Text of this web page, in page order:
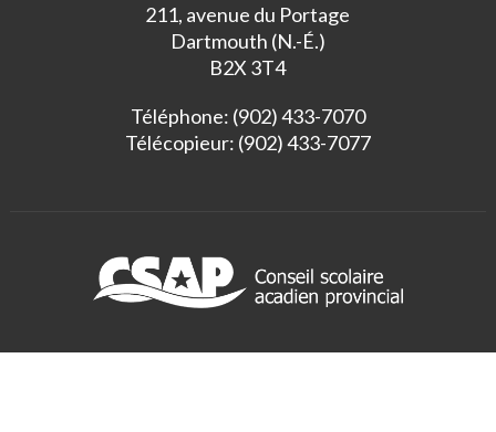
211, avenue du Portage
Dartmouth (N.-É.)
B2X 3T4
Téléphone: (902) 433-7070
Télécopieur: (902) 433-7077